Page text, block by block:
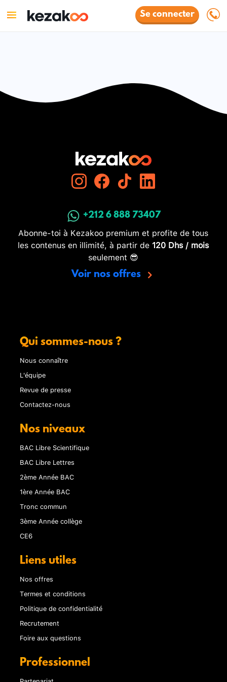
Se connecter
+212 6 888 73407
Abonne-toi à Kezakoo premium et profite de tous
les contenus en illimité, à partir de 120 Dhs / mois
seulement 😎
Voir nos offres
Qui sommes-nous ?
Nous connaître
L'équipe
Revue de presse
Contactez-nous
Nos niveaux
BAC Libre Scientifique
BAC Libre Lettres
2ème Année BAC
1ère Année BAC
Tronc commun
3ème Année collège
CE6
Liens utiles
Nos offres
Termes et conditions
Politique de confidentialité
Recrutement
Foire aux questions
Professionnel